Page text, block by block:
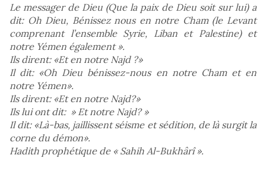
Le messager de Dieu (Que la paix de Dieu soit sur lui) a
dit: Oh Dieu, Bénissez nous en notre Cham (le Levant
comprenant l’ensemble Syrie, Liban et Palestine) et
notre Yémen également ».
Ils dirent: «Et en notre Najd ?»
Il dit: «Oh Dieu bénissez-nous en notre Cham et en
notre Yémen».
Ils dirent: «Et en notre Najd?»
Ils lui ont dit: » Et notre Najd? »
Il dit: «Là-bas, jaillissent séisme et sédition, de là surgit la
corne du démon».
Hadith prophétique de « Sahih Al-Bukhârî ».